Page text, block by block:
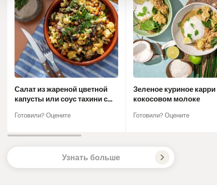
Салат из жареной цветной
капусты или соус тахини с
Готовили? Оцените
Зеленое куриное карри
кокосовом молоке
Готовили? Оцените
Узнать больше